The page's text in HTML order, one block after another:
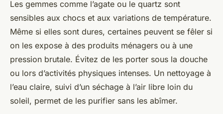
Les gemmes comme l’agate ou le quartz sont
sensibles aux chocs et aux variations de température.
Même si elles sont dures, certaines peuvent se fêler si
on les expose à des produits ménagers ou à une
pression brutale. Évitez de les porter sous la douche
ou lors d’activités physiques intenses. Un nettoyage à
l’eau claire, suivi d’un séchage à l’air libre loin du
soleil, permet de les purifier sans les abîmer.